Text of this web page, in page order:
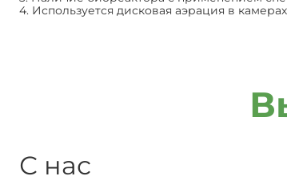
4. Используется дисковая аэрация в
С нас